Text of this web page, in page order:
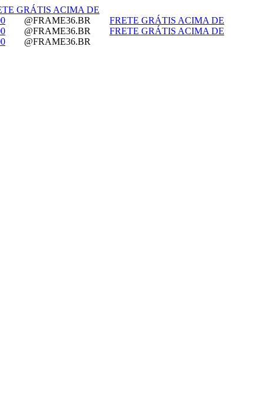
GRÁTIS ACIMA DE
@FRAME36.BR
FRETE GRÁTIS ACIMA DE
@FRAME36.BR
FRETE GRÁTIS ACIMA DE
@FRAME36.BR